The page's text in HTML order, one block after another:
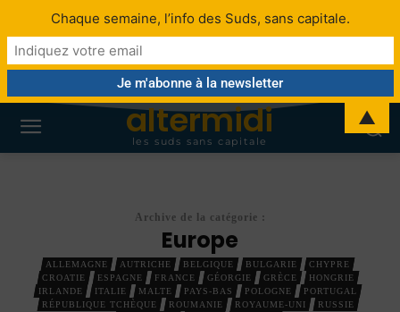
altermidi
les suds sans capitale
Archive de la catégorie :
Europe
ALLEMAGNE AUTRICHE BELGIQUE BULGARIE
CHYPRE
CROATIE
ESPAGNE FRANCE GÉORGIE GRÈCE
HONGRIE
IRLANDE
ITALIE MALTE PAYS-BAS POLOGNE
PORTUGAL
RÉPUBLIQUE TCHÈQUE
ROUMANIE ROYAUME-UNI
RUSSIE
Chaque semaine, l’info des Suds, sans capitale.
▲